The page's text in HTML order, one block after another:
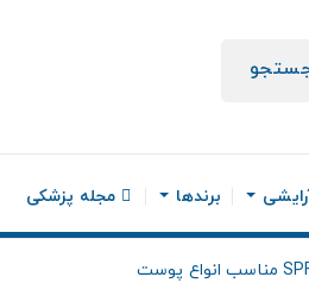
برندها مجله پزشکی